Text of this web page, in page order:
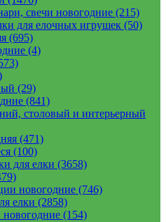
свечи новогодние (215)
для елочных игрушек (50)
(695)
(4)
(29)
(841)
столовый и интерьерный
(471)
(100)
для елки (3658)
новогодние (746)
елки (2858)
(154)